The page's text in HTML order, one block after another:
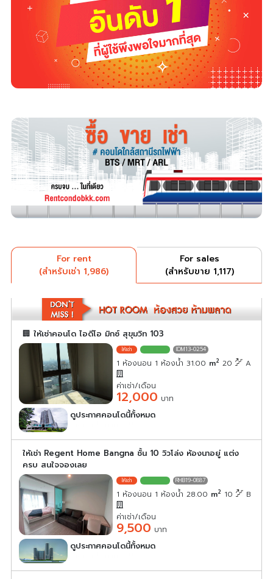
For rent
(สำหรับเช่า 1,986)
For sales
(สำหรับขาย 1,117)
🏢 ให้เช่าคอนโด ไอดีโอ มิกซ์ สุขุมวิท 103
IDM13-0254
1 ห้องนอน 1 ห้องน้ำ 31.00 m2 20 A
ค่าเช่า/เดือน
12,000 บาท
ดูประกาศคอนโดนี้ทั้งหมด
เลือกดูประกาศคอนโดนี้
ให้เช่า Regent Home Bangna ชั้น 10 วิวโล่ง ห้องนาอยู่ แต่ง
ครบ สนใจจองเลย
RHB19-0887
1 ห้องนอน 1 ห้องน้ำ 28.00 m2 10 B
ค่าเช่า/เดือน
9,500 บาท
ดูประกาศคอนโดนี้ทั้งหมด
เลือกดูประกาศคอนโดนี้